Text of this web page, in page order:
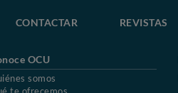
CONTACTAR REVISTAS
OCU
somos